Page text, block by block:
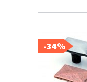
34%-